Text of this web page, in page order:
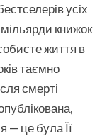
усіх
книжок
життя в
таємно
смерті
— це була Її